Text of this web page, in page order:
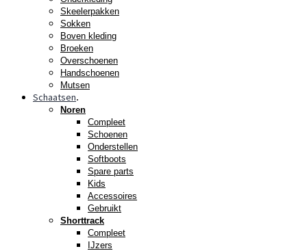
Skeelerpakken
Sokken
Boven kleding
Broeken
Overschoenen
Handschoenen
Mutsen
Schaatsen.
Noren
Compleet
Schoenen
Onderstellen
Softboots
Spare parts
Kids
Accessoires
Gebruikt
Shorttrack
Compleet
IJzers